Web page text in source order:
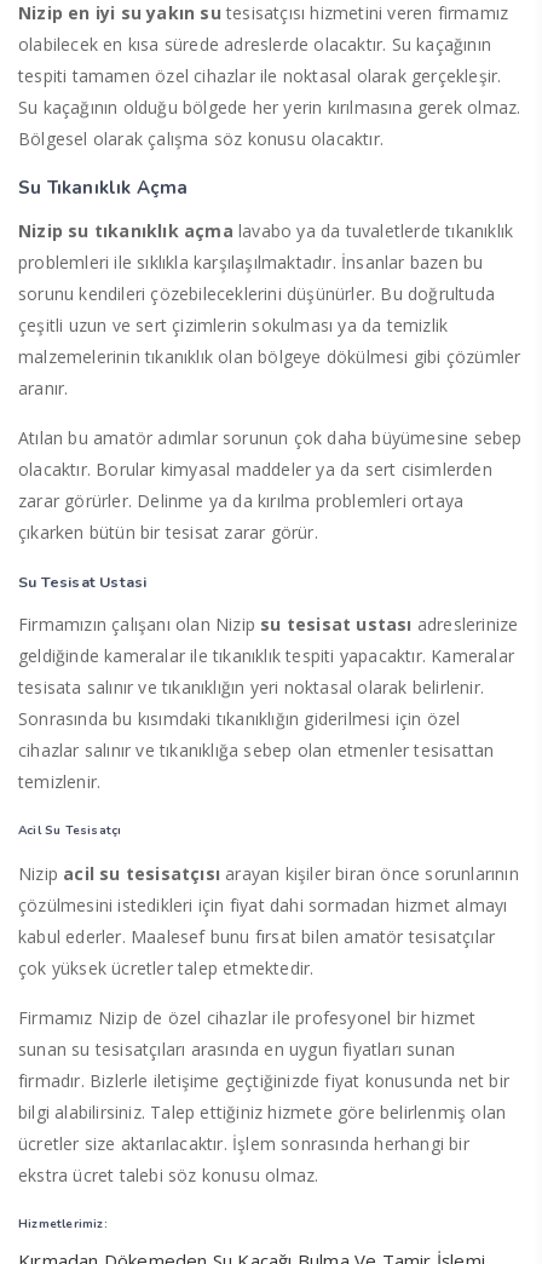
Nizip en iyi su yakın sutesisatçısı hizmetini veren firmamız
olabilecek en kısa sürede adreslerde olacaktır. Su kaçağının
tespiti tamamen özel cihazlar ile noktasal olarak gerçekleşir.
Su kaçağının olduğu bölgede her yerin kırılmasına gerek olmaz.
Bölgesel olarak çalışma söz konusu olacaktır.
Su Tıkanıklık Açma
Nizip su tıkanıklık açma lavabo ya da tuvaletlerde tıkanıklık
problemleri ile sıklıkla karşılaşılmaktadır. İnsanlar bazen bu
sorunu kendileri çözebileceklerini düşünürler. Bu doğrultuda
çeşitli uzun ve sert çizimlerin sokulması ya da temizlik
malzemelerinin tıkanıklık olan bölgeye dökülmesi gibi çözümler
aranır.
Atılan bu amatör adımlar sorunun çok daha büyümesine sebep
olacaktır. Borular kimyasal maddeler ya da sert cisimlerden
zarar görürler. Delinme ya da kırılma problemleri ortaya
çıkarken bütün bir tesisat zarar görür.
Su Tesisat Ustasi
Firmamızın çalışanı olan Nizip su tesisat ustası adreslerinize
geldiğinde kameralar ile tıkanıklık tespiti yapacaktır. Kameralar
tesisata salınır ve tıkanıklığın yeri noktasal olarak belirlenir.
Sonrasında bu kısımdaki tıkanıklığın giderilmesi için özel
cihazlar salınır ve tıkanıklığa sebep olan etmenler tesisattan
temizlenir.
Acil Su Tesisatçı
Nizip acil su tesisatçısı arayan kişiler biran önce sorunlarının
çözülmesini istedikleri için fiyat dahi sormadan hizmet almayı
kabul ederler. Maalesef bunu fırsat bilen amatör tesisatçılar
çok yüksek ücretler talep etmektedir.
Firmamız Nizip de özel cihazlar ile profesyonel bir hizmet
sunan su tesisatçıları arasında en uygun fiyatları sunan
firmadır. Bizlerle iletişime geçtiğinizde fiyat konusunda net bir
bilgi alabilirsiniz. Talep ettiğiniz hizmete göre belirlenmiş olan
ücretler size aktarılacaktır. İşlem sonrasında herhangi bir
ekstra ücret talebi söz konusu olmaz.
Hizmetlerimiz: